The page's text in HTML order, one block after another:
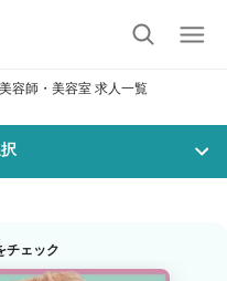
容師・美容室 求人一覧
チェック